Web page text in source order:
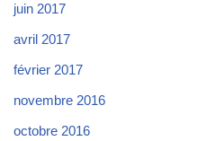
juin 2017
avril 2017
février 2017
novembre 2016
octobre 2016